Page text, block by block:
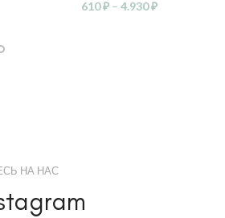
610₽ – 4.930₽
НА НАС